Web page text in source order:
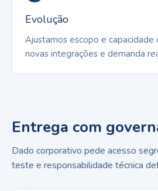
Evolução
Ajustamos escopo e capacidade
novas integrações e demanda
Entrega com
Dado corporativo pede acesso
teste e responsabilidade técnica